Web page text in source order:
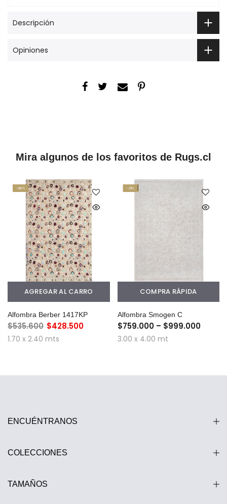
Descripción
Opiniones
Mira algunos de los favoritos de Rugs.cl
-20%
AGREGAR AL CARRO
Alfombra Berber 1417KP
$535.600 $428.500
1.70 x 2.40 mts
-21%
COMPRA RÁPIDA
Alfombra Smogen C
$759.000 – $999.000
3.00 x 4.00 mt
ENCUÉNTRANOS
COLECCIONES
TAMAÑOS